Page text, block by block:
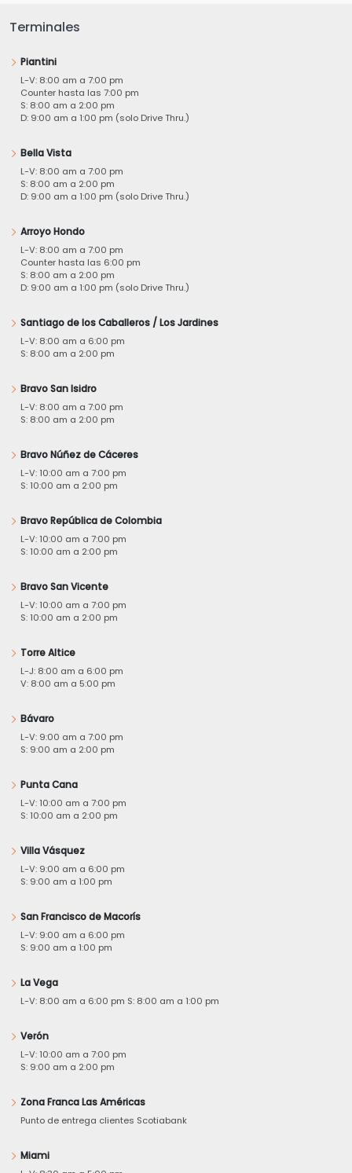
Terminales
Piantini
L-V: 8:00 am a 7:00 pm
Counter hasta las 7:00 pm
S: 8:00 am a 2:00 pm
D: 9:00 am a 1:00 pm (solo Drive Thru.)
Bella Vista
L-V: 8:00 am a 7:00 pm
S: 8:00 am a 2:00 pm
D: 9:00 am a 1:00 pm (solo Drive Thru.)
Arroyo Hondo
L-V: 8:00 am a 7:00 pm
Counter hasta las 6:00 pm
S: 8:00 am a 2:00 pm
D: 9:00 am a 1:00 pm (solo Drive Thru.)
Santiago de los Caballeros / Los Jardines
L-V: 8:00 am a 6:00 pm
S: 8:00 am a 2:00 pm
Bravo San Isidro
L-V: 8:00 am a 7:00 pm
S: 8:00 am a 2:00 pm
Bravo Núñez de Cáceres
L-V: 10:00 am a 7:00 pm
S: 10:00 am a 2:00 pm
Bravo República de Colombia
L-V: 10:00 am a 7:00 pm
S: 10:00 am a 2:00 pm
Bravo San Vicente
L-V: 10:00 am a 7:00 pm
S: 10:00 am a 2:00 pm
Torre Altice
L-J: 8:00 am a 6:00 pm
V: 8:00 am a 5:00 pm
Bávaro
L-V: 9:00 am a 7:00 pm
S: 9:00 am a 2:00 pm
Punta Cana
L-V: 10:00 am a 7:00 pm
S: 10:00 am a 2:00 pm
Villa Vásquez
L-V: 9:00 am a 6:00 pm
S: 9:00 am a 1:00 pm
San Francisco de Macorís
L-V: 9:00 am a 6:00 pm
S: 9:00 am a 1:00 pm
La Vega
L-V: 8:00 am a 6:00 pm S: 8:00 am a 1:00 pm
Verón
L-V: 10:00 am a 7:00 pm
S: 9:00 am a 2:00 pm
Zona Franca Las Américas
Punto de entrega clientes Scotiabank
Miami